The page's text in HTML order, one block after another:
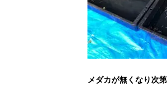
メダカが無くなり次